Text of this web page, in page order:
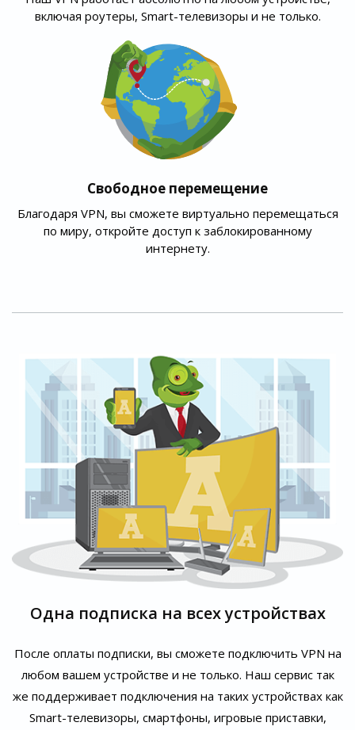
включая роутеры, Smart-телевизоры и не только.
Свободное перемещение
Благодаря VPN, вы сможете виртуально перемещаться
по миру, откройте доступ к заблокированному
интернету.
Одна подписка на всех устройствах
После оплаты подписки, вы сможете подключить VPN на
любом вашем устройстве и не только. Наш сервис так
же поддерживает подключения на таких устройствах как
Smart-телевизоры, смартфоны, игровые приставки,